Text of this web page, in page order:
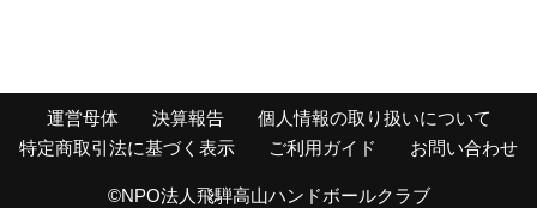
運営母体 決算報告
個人情報の取り扱いについて
特定商取引法に基づく表示
ご利用ガイド お問い合わせ
©NPO法人飛騨高山ハンドボールクラブ